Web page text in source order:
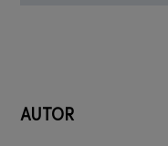
AUTOR